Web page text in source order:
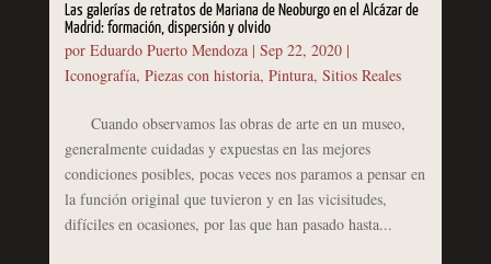
Las galerías de retratos de Mariana de Neoburgo en el Alcázar de
Madrid: formación, dispersión y olvido
por Eduardo Puerto Mendoza| Sep 22, 2020|
Iconografía, Piezas con historia, Pintura, Sitios Reales
Cuando observamos las obras de arte en un museo,
generalmente cuidadas y expuestas en las mejores
condiciones posibles, pocas veces nos paramos a pensar en
la función original que tuvieron y en las vicisitudes,
difíciles en ocasiones, por las que han pasado hasta...